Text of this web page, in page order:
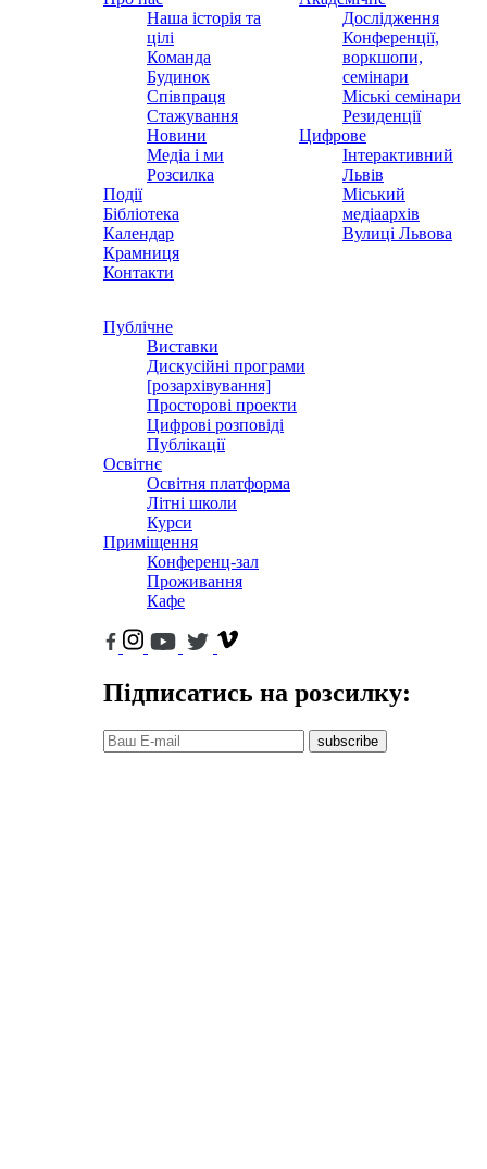
Наша історія та
цілі
Команда
Будинок
Співпраця
Стажування
Новини
Медіа і ми
Розсилка
Події
Бібліотека
Календар
Крамниця
Контакти
Дослідження
Конференції,
воркшопи,
семінари
Міські семінари
Резиденції
Цифрове
Інтерактивний
Львів
Міський
медіаархів
Вулиці Львова
Публічне
Виставки
Дискусійні програми
[розархівування]
Просторові проекти
Цифрові розповіді
Публікації
Освітнє
Освітня платформа
Літні школи
Курси
Приміщення
Конференц-зал
Проживання
Кафе
Підписатись на розсилку:
subscribe